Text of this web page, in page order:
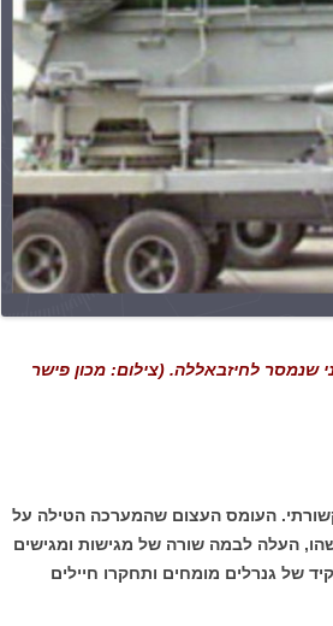
העדיפו לעצום עיניים. טיל זלזאל – 2 איראני שנמסר לחיזבאללה. (צילום: מכון פישר
העומס העצום שהמערכה הטילה על
העלה לבמה שורה של מגישות ומגישים
של גנרלים מומחים ותחקרו חיילים